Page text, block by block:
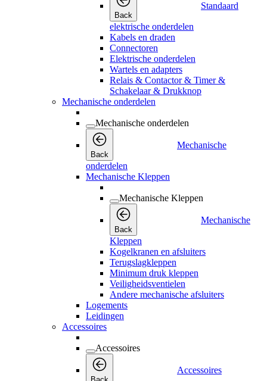
Back
Standaard
elektrische onderdelen
Kabels en draden
Connectoren
Elektrische onderdelen
Wartels en adapters
Relais & Contactor & Timer &
Schakelaar & Drukknop
Mechanische onderdelen
Mechanische onderdelen
Back
Mechanische
onderdelen
Mechanische Kleppen
Mechanische Kleppen
Back
Mechanische
Kleppen
Kogelkranen en afsluiters
Terugslagkleppen
Minimum druk kleppen
Veiligheidsventielen
Andere mechanische afsluiters
Logements
Leidingen
Accessoires
Accessoires
Accessoires